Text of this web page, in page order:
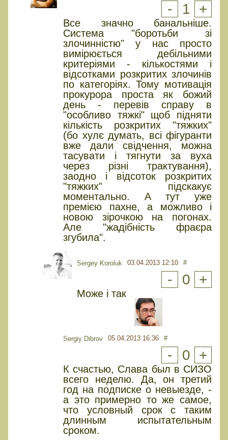
- 1 +
Все значно банальніше.
Система "боротьби зі
злочинністю" у нас просто
вимірюється дебільними
критеріями - кількостями і
відсотками розкритих злочинів
по категоріях. Тому мотивація
прокурора проста як божий
день - перевів справу в
"особливо тяжкі" щоб підняти
кількість розкритих "тяжких"
(бо хулє думать, всі фігуранти
вже дали свідчення, можна
тасувати і тягнути за вуха
через різні трактування),
заодно і відсоток розкритих
"тяжких" підскакує
моментально. А тут уже
премією пахне, а можливо і
новою зірочкою на погонах.
Але "жадібність фраєра
згубила".
Sergey Koroluk 03.04.2013 12:10 #
- 0 +
Може і так
Sergiy Dibrov 05.04.2013 16:36 #
- 0 +
К счастью, Слава был в СИЗО
всего неделю. Да, он третий
год на подписке о невыезде, -
а это примерно то же самое,
что условный срок с таким
длинным испытательным
сроком.